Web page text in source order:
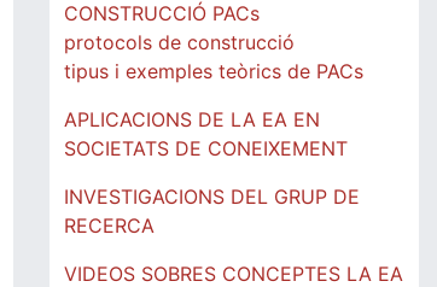
CONSTRUCCIÓ PACs
protocols de construcció
tipus i exemples teòrics de PACs
APLICACIONS DE LA EA EN
SOCIETATS DE CONEIXEMENT
INVESTIGACIONS DEL GRUP DE
RECERCA
VIDEOS SOBRES CONCEPTES LA EA